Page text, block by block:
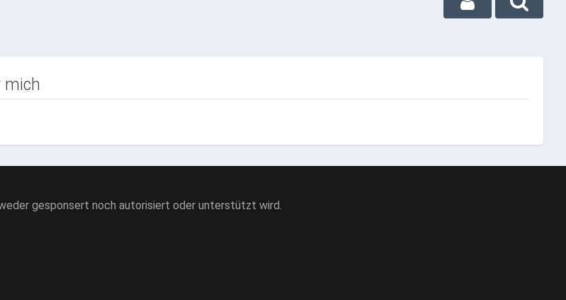
mich
gesponsert noch autorisiert oder unterstützt wird.